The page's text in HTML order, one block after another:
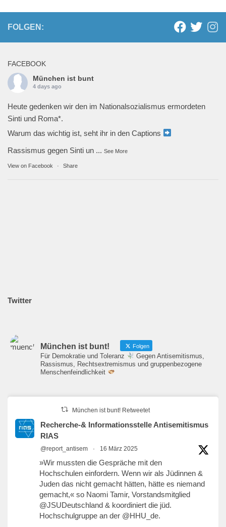
FOLGEN:
FACEBOOK
München ist bunt
4 days ago
Heute gedenken wir den im Nationalsozialismus ermordeten
Sinti und Roma*.
Warum das wichtig ist, seht ihr in den Captions
Rassismus gegen Sinti un ... See More
View on Facebook · Share
Twitter
München ist bunt! Folgen
Für Demokratie und Toleranz
Gegen Antisemitismus,
Rassismus, Rechtsextremismus und gruppenbezogene
Menschenfeindlichkeit
München ist bunt! Retweetet
Recherche-& Informationsstelle Antisemitismus
RIAS
@report_antisem · 16 März 2025
»Wir mussten die Gespräche mit den
Hochschulen einfordern. Wenn wir als Jüdinnen &
Juden das nicht gemacht hätten, hätte es niemand
gemacht,« so Naomi Tamir, Vorstandsmitglied
@JSUDeutschland & koordiniert die jüd.
Hochschulgruppe an der @HHU_de.